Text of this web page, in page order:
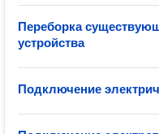
Переборка
устройства
Подключение